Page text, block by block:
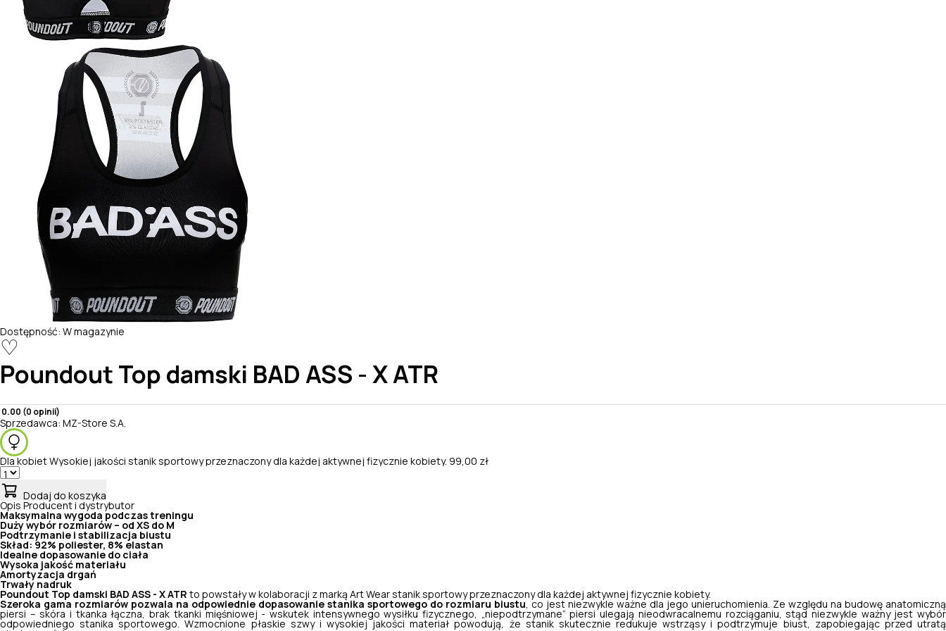
Dostępność: W magazynie
♡
Poundout Top damski BAD ASS - X ATR
0.00 (0 opinii)
Sprzedawca: MZ-Store S.A.
Dla kobiet Wysokiej jakości stanik sportowy przeznaczony dla każdej aktywnej fizycznie kobiety. 99,00 zł
Dodaj do koszyka
Opis Producent i dystrybutor
Maksymalna wygoda podczas treningu
Duży wybór rozmiarów – od XS do M
Podtrzymanie i stabilizacja biustu
Skład: 92% poliester, 8% elastan
Idealne dopasowanie do ciała
Wysoka jakość materiału
Amortyzacja drgań
Trwały nadruk
Poundout Top damski BAD ASS - X ATR to powstały w kolaboracji z marką Art Wear stanik sportowy przeznaczony dla każdej aktywnej fizycznie kobiety.
Szeroka gama rozmiarów pozwala na odpowiednie dopasowanie stanika sportowego do rozmiaru biustu , co jest niezwykle ważne dla jego unieruchomienia. Ze względu na budowę anatomiczną
piersi – skóra i tkanka łączna, brak tkanki mięśniowej - wskutek intensywnego wysiłku fizycznego, „niepodtrzymane” piersi ulegają nieodwracalnemu rozciąganiu, stąd niezwykle ważny jest wybór
odpowiedniego stanika sportowego. Wzmocnione płaskie szwy i wysokiej jakości materiał powodują, że stanik skutecznie redukuje wstrząsy i podtrzymuje biust, zapobiegając przed utratą